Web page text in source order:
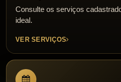
Consulte os serviços
ideal.
VER SERVIÇOS